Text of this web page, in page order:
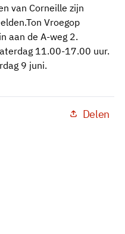
van Corneille zijn
Vroegop
aan de A-weg 2.
11.00-17.00 uur.
9 juni.
Delen